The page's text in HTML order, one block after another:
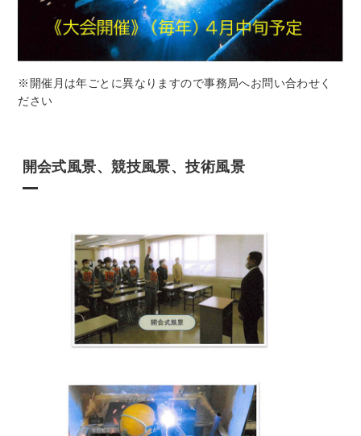
※開催月は年ごとに異なりますので事務局へお問い合わせく
ださい
開会式風景、競技風景、技術風景